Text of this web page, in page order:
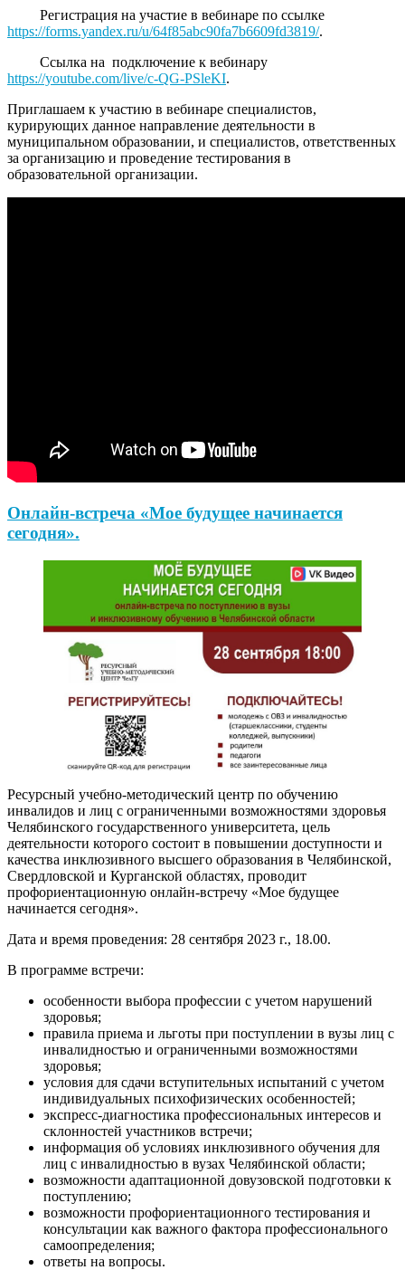
Регистрация на участие в вебинаре по ссылке
https://forms.yandex.ru/u/64f85abc90fa7b6609fd3819/.
Ссылка на подключение к вебинару
https://youtube.com/live/c-QG-PSleKI.
Приглашаем к участию в вебинаре специалистов,
курирующих данное направление деятельности в
муниципальном образовании, и специалистов, ответственных
за организацию и проведение тестирования в
образовательной организации.
Онлайн-встреча «Мое будущее начинается
сегодня».
Ресурсный учебно-методический центр по обучению
инвалидов и лиц с ограниченными возможностями здоровья
Челябинского государственного университета, цель
деятельности которого состоит в повышении доступности и
качества инклюзивного высшего образования в Челябинской,
Свердловской и Курганской областях, проводит
профориентационную онлайн-встречу «Мое будущее
начинается сегодня».
Дата и время проведения: 28 сентября 2023 г., 18.00.
В программе встречи:
особенности выбора профессии с учетом нарушений
здоровья;
правила приема и льготы при поступлении в вузы лиц с
инвалидностью и ограниченными возможностями
здоровья;
условия для сдачи вступительных испытаний с учетом
индивидуальных психофизических особенностей;
экспресс-диагностика профессиональных интересов и
склонностей участников встречи;
информация об условиях инклюзивного обучения для
лиц с инвалидностью в вузах Челябинской области;
возможности адаптационной довузовской подготовки к
поступлению;
возможности профориентационного тестирования и
консультации как важного фактора профессионального
самоопределения;
ответы на вопросы.